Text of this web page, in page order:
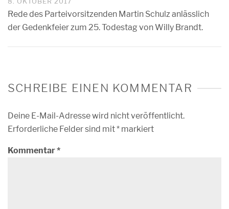
Rede des Parteivorsitzenden Martin Schulz anlässlich
der Gedenkfeier zum 25. Todestag von Willy Brandt.
SCHREIBE EINEN KOMMENTAR
Deine E-Mail-Adresse wird nicht veröffentlicht.
Erforderliche Felder sind mit* markiert
Kommentar*